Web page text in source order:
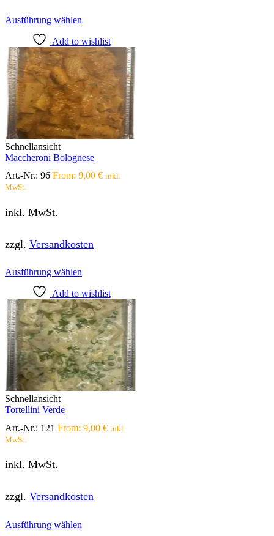
Ausführung wählen
weist
mehrere
Varianten
auf.
Die
Optionen
können
auf
der
Produktseite
werden
Add to wishlist
Schnellansicht
Maccheroni Bolognese
Art.-Nr.: 96 From: 9,00 € inkl.
MwSt.
inkl. MwSt.
zzgl. Versandkosten
Ausführung wählen
weist
mehrere
Varianten
auf.
Die
Optionen
können
auf
der
Produktseite
Add to wishlist
Schnellansicht
Tortellini Verde
Art.-Nr.: 121 From: 9,00 € inkl.
MwSt.
inkl. MwSt.
zzgl. Versandkosten
Ausführung wählen